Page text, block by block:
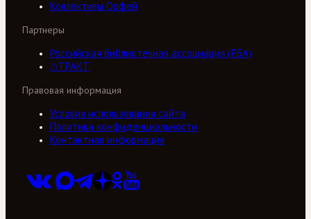
Коллективы Орфей
Партнеры
Российская библиотечная ассоциация (РБА)
///ТРАКТ
Правовая информация
Условия использования сайта
Политика конфиденциальности
Контактная информация